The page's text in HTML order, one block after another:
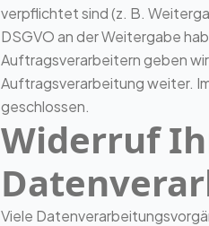
verpflichtet sind (z. B.
DSGVO an der Weitergabe
Auftragsverarbeitern geben
Auftragsverarbeitung weiter.
geschlossen.
Widerruf
Viele